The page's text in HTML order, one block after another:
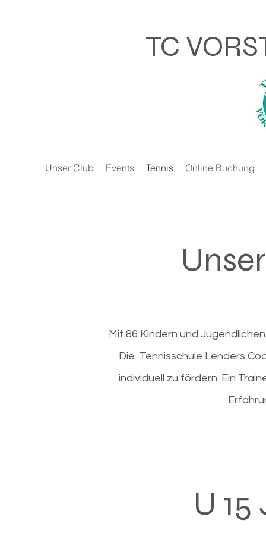
TC
Unser Club Events Tennis Online Buchung
Mit 86 Kindern und
Die Tennisschule Lenders
individuell zu fördern. Ein
U